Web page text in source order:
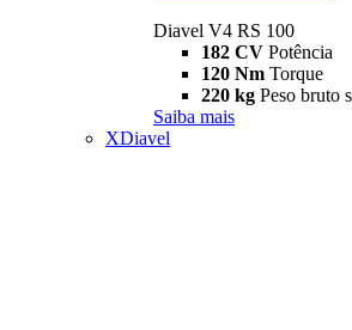
Diavel V4 RS 100
182 CV Potência
120 Nm Torque
220 kg Peso bruto
Saiba mais
XDiavel